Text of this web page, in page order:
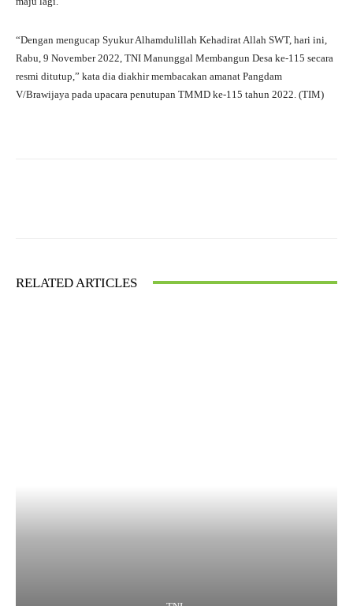
“Dengan mengucap Syukur Alhamdulillah Kehadirat Allah SWT, hari ini,
Rabu, 9 November 2022, TNI Manunggal Membangun Desa ke-115 secara
resmi ditutup,” kata dia diakhir membacakan amanat Pangdam
V/Brawijaya pada upacara penutupan TMMD ke-115 tahun 2022. (TIM)
RELATED ARTICLES